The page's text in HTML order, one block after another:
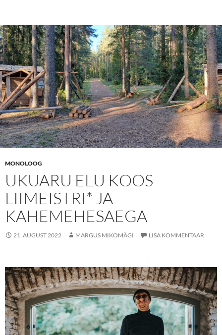
MONOLOOG
UKUARU ELU KOOS
LIIMEISTRI* JA
KAHEMEHESAEGA
21. AUGUST 2022 MARGUS MIKOMÄGI LISA KOMMENTAAR